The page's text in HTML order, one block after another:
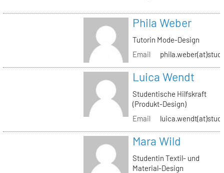
Phila Weber
Tutorin Mode-Design
Email
Luica Wendt
Studentische Hilfskraft
(Produkt-Design)
Email
Mara Wild
Studentin Textil- und
Material-Design